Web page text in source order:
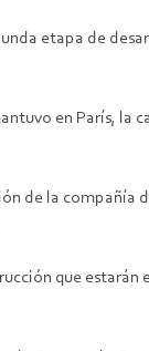
etapa de
en París,
de la
que